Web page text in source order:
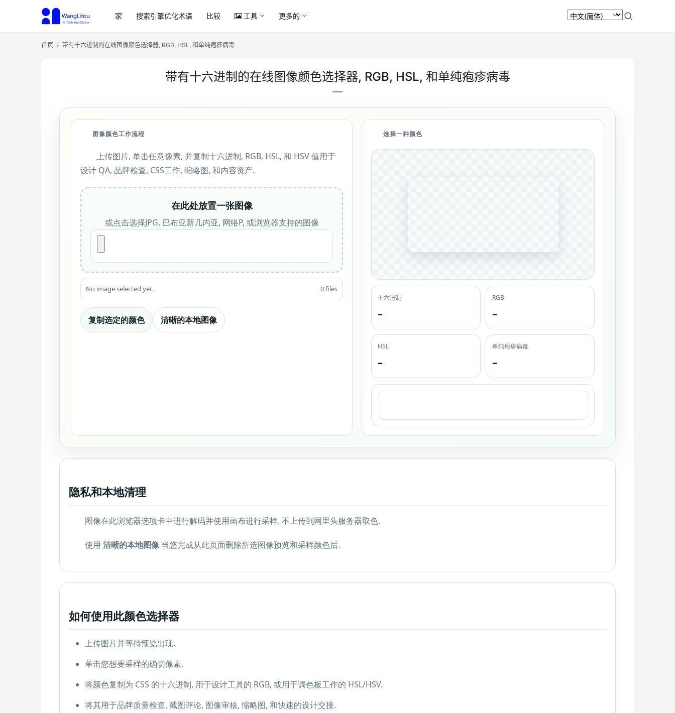
家 搜索引擎优化术语 比较 工具 更多的
首页 带有十六进制的在线图像颜色选择器, RGB, HSL, 和单纯疱疹病毒
带有十六进制的在线图像颜色选择器, RGB, HSL, 和单纯疱疹病毒
图像颜色工作流程
上传图片, 单击任意像素, 并复制十六进制, RGB, HSL, 和 HSV 值用于
设计 QA, 品牌检查, CSS工作, 缩略图, 和内容资产.
在此处放置一张图像
或点击选择JPG, 巴布亚新几内亚, 网络P, 或浏览器支持的图像
No image selected yet. 0 files
复制选定的颜色 清晰的本地图像
选择一种颜色
十六进制
–
RGB
–
HSL
–
单纯疱疹病毒
–
隐私和本地清理
图像在此浏览器选项卡中进行解码并使用画布进行采样. 不上传到网里头服务器取色.
使用 清晰的本地图像 当您完成从此页面删除所选图像预览和采样颜色后.
如何使用此颜色选择器
上传图片并等待预览出现.
单击您想要采样的确切像素.
将颜色复制为 CSS 的十六进制, 用于设计工具的 RGB, 或用于调色板工作的 HSL/HSV.
将其用于品牌质量检查, 截图评论, 图像审核, 缩略图, 和快速的设计交接.